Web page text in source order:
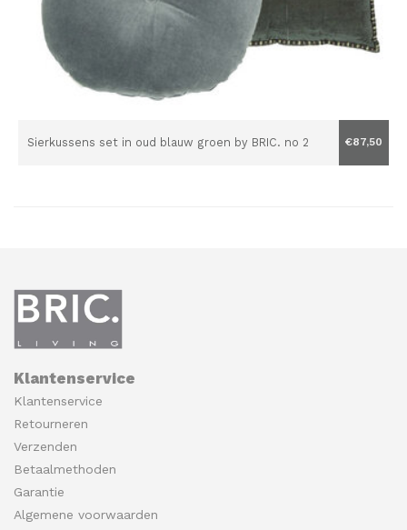
Sierkussens set in oud blauw groen by BRIC. no 2 €87,50
Klantenservice
Klantenservice
Retourneren
Verzenden
Betaalmethoden
Garantie
Algemene voorwaarden